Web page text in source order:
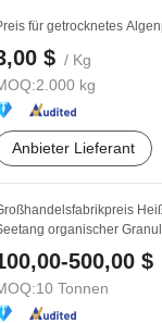
für getrocknetes
$ / Kg
2.000 kg
Anbieter Lieferant
organischer
500,00 $
10 Tonnen